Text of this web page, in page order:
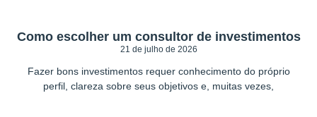
Como escolher um consultor de investimentos
21 de julho de 2026
Fazer bons investimentos requer conhecimento do próprio
perfil, clareza sobre seus objetivos e, muitas vezes,